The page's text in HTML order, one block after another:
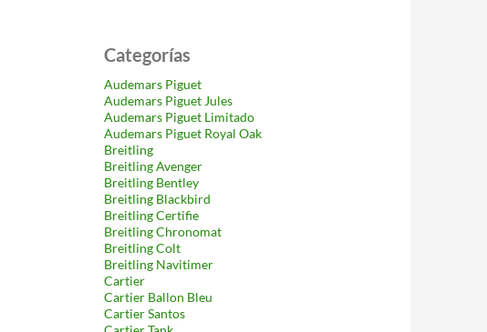
Categorías
Audemars Piguet
Audemars Piguet Jules
Audemars Piguet Limitado
Audemars Piguet Royal Oak
Breitling
Breitling Avenger
Breitling Bentley
Breitling Blackbird
Breitling Certifie
Breitling Chronomat
Breitling Colt
Breitling Navitimer
Cartier
Cartier Ballon Bleu
Cartier Santos